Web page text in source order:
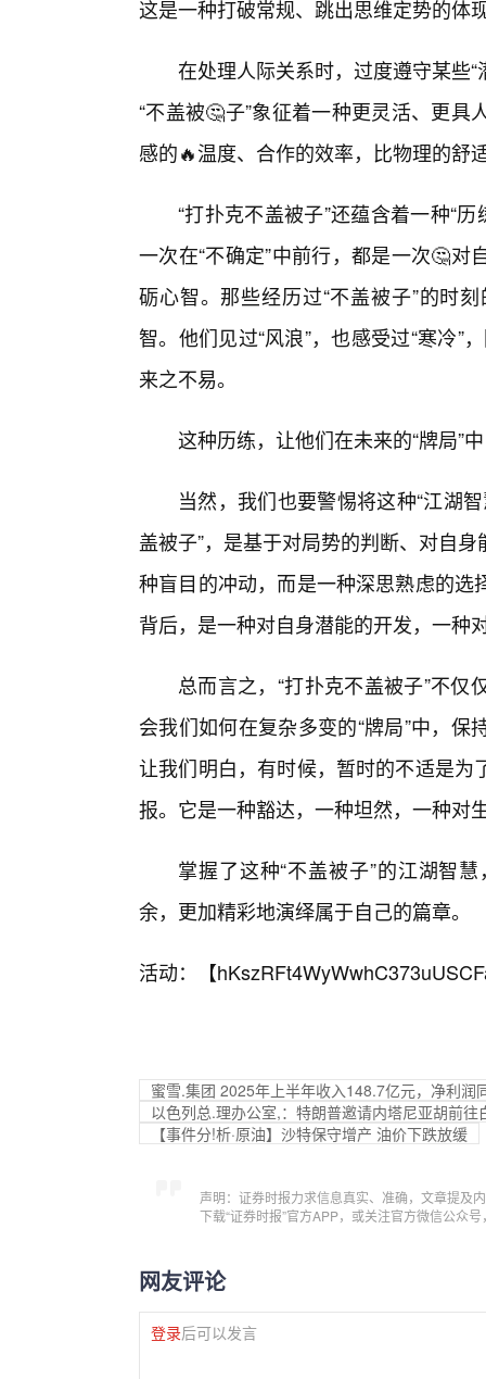
这是一种打破常规、跳出思维定势的体
在处理人际关系时，过度遵守某些
“不盖被🤔子”象征着一种更灵活、更
感的🔥温度、合作的效率，比物理的舒
“打扑克不盖被子”还蕴含着一种“
一次在“不确定”中前行，都是一次🤔
砺心智。那些经历过“不盖被子”的时
智。他们见过“风浪”，也感受过“寒冷”
来之不易。
这种历练，让他们在未来的“牌局”
当然，我们也要警惕将这种“江湖
盖被子”，是基于对局势的判断、对自
种盲目的冲动，而是一种深思熟虑的
背后，是一种对自身潜能的开发，一种
总而言之，“打扑克不盖被子”不
会我们如何在复杂多变的“牌局”中，
让我们明白，有时候，暂时的不适是
报。它是一种豁达，一种坦然，一种对
掌握了这种“不盖被子”的江湖智
余，更加精彩地演绎属于自己的篇章。
活动：【
蜜雪.集团 2025年上半年收入148.7亿元，净利润
以色列总.理办公室,：特朗普邀请内塔尼亚胡前往
【事件分!析·原油】沙特保守增产 油价下跌放缓
声明：证券时报力求信息真实、准确，文章提及
下载“证券时报”官方APP，或关注官方微信公众
网友评论
登录后可以发言